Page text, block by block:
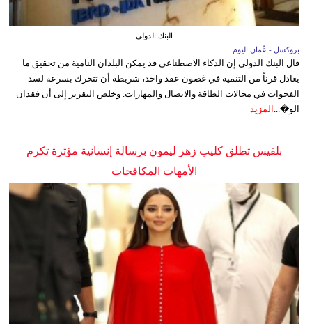
البنك الدولي
بروكسل - عُمان اليوم
قال البنك الدولي إن الذكاء الاصطناعي قد يمكن البلدان النامية من تحقيق ما
يعادل قرناً من التنمية في غضون عقد واحد، شريطة أن تتحرك بسرعة لسد
الفجوات في مجالات الطاقة والاتصال والمهارات. وخلص التقرير إلى أن فقدان
الو�... المزيد
بلقيس تطلق كليب زهر ليمون برسالة إنسانية مؤثرة تكرم
الأمهات المكافحات